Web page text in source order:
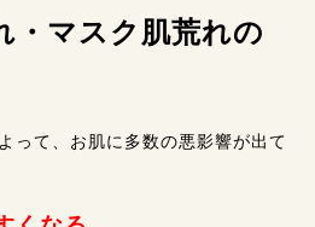
マスク肌荒れの
って、お肌に多数の悪影響が出て